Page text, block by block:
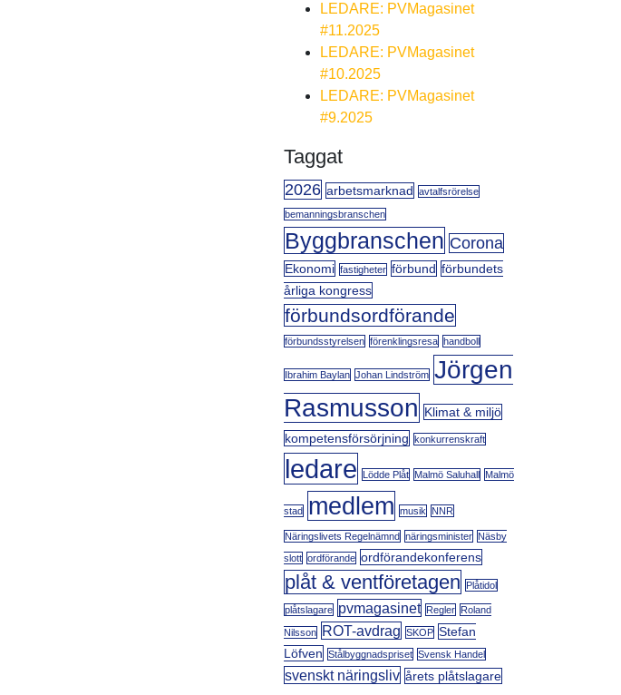
LEDARE: PVMagasinet
#11.2025
LEDARE: PVMagasinet
#10.2025
LEDARE: PVMagasinet
#9.2025
Taggat
2026 arbetsmarknad avtalfsrörelse
bemanningsbranschen
Byggbranschen Corona
Ekonomi fastigheter förbund förbundets
årliga kongress
förbundsordförande
förbundsstyrelsen förenklingsresa handboll
Ibrahim Baylan Johan Lindström Jörgen
Rasmusson Klimat & miljö
kompetensförsörjning konkurrenskraft
ledare Lödde Plåt Malmö Saluhall Malmö
stad medlem musik NNR
Näringslivets Regelnämnd näringsminister Näsby
slott ordförande ordförandekonferens
plåt & ventföretagen Plåtidol
plåtslagare pvmagasinet Regler Roland
Nilsson ROT-avdrag SKOP Stefan
Löfven Stålbyggnadspriset Svensk Handel
svenskt näringsliv årets plåtslagare